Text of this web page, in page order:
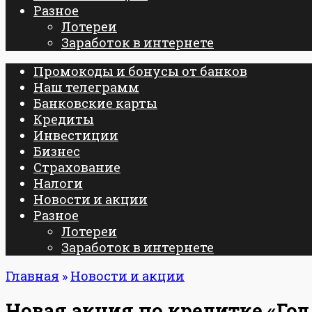
Разное
Лотереи
Заработок в интернете
Промокоды и бонусы от банков
Наш телеграмм
Банковские карты
Кредиты
Инвестиции
Бизнес
Страхование
Налоги
Новости и акции
Разное
Лотереи
Заработок в интернете
Главная » Новости и акции